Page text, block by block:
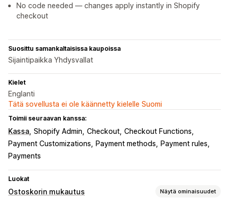
No code needed — changes apply instantly in Shopify
checkout
Suosittu samankaltaisissa kaupoissa
Sijaintipaikka Yhdysvallat
Kielet
Englanti
Tätä sovellusta ei ole käännetty kielelle Suomi
Toimii seuraavan kanssa:
Kassa Shopify Admin Checkout Checkout Functions
Payment Customizations
Payment methods
Payment rules
Payments
Luokat
Ostoskorin mukautus Näytä ominaisuudet